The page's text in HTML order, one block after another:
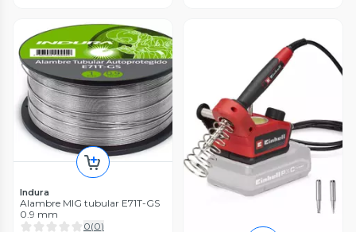
Indura
Alambre MIG tubular E71T-GS
0.9 mm
0(0)